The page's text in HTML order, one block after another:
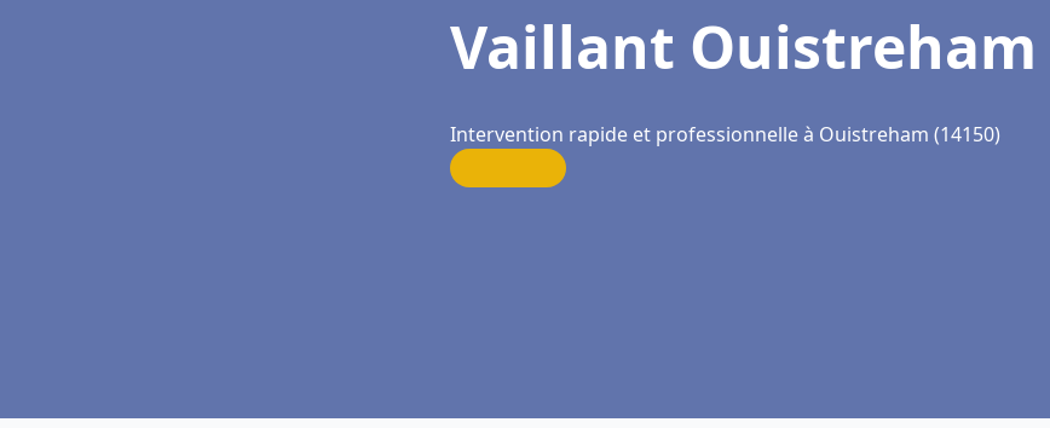
Vaillant Ouistreham
Intervention rapide et professionnelle à Ouistreham (14150)